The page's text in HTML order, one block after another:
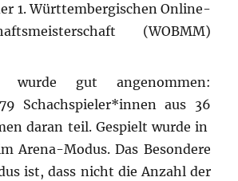
1. Württembergischen Online-
(WOBMM)
wurde gut angenommen:
Schachspieler*innen aus 36
daran teil. Gespielt wurde in
Arena-Modus. Das Besondere
ist, dass nicht die Anzahl der